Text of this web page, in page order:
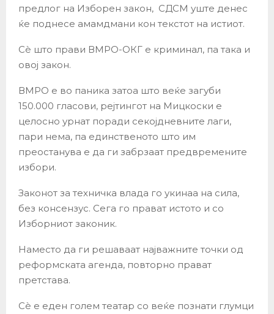
предлог на Изборен закон, СДСМ уште денес
ќе поднесе амамдмани кон текстот на истиот.
Сè што прави ВМРО-ОКГ е криминал, па така и
овој закон.
ВМРО е во паника затоа што веќе загуби
150.000 гласови, рејтингот на Мицкоски е
целосно урнат поради секојдневните лаги,
пари нема, па единственото што им
преостанува е да ги забрзаат предвремените
избори.
Законот за техничка влада го укинаа на сила,
без консензус. Сега го прават истото и со
Изборниот законик.
Наместо да ги решаваат најважните точки од
реформската агенда, повторно прават
претстава.
Сè е еден голем театар со веќе познати глумци